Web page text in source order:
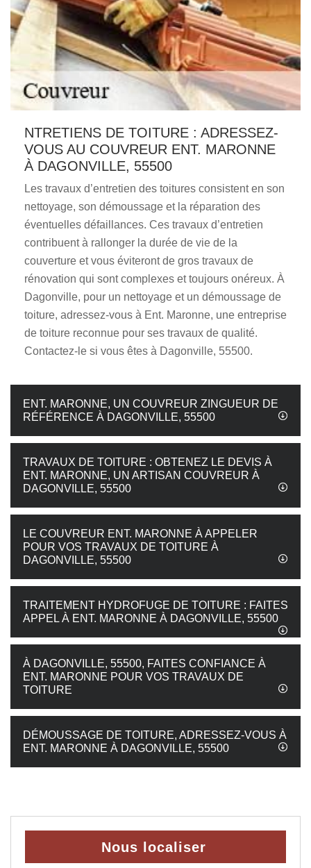
NTRETIENS DE TOITURE : ADRESSEZ-
VOUS AU COUVREUR ENT. MARONNE
À DAGONVILLE, 55500
Les travaux d’entretien des toitures consistent en son
nettoyage, son démoussage et la réparation des
éventuelles défaillances. Ces travaux d’entretien
contribuent à rallonger la durée de vie de la
couverture et vous éviteront de gros travaux de
rénovation qui sont complexes et toujours onéreux. À
Dagonville, pour un nettoyage et un démoussage de
toiture, adressez-vous à Ent. Maronne, une entreprise
de toiture reconnue pour ses travaux de qualité.
Contactez-le si vous êtes à Dagonville, 55500.
ENT. MARONNE, UN COUVREUR ZINGUEUR DE
RÉFÉRENCE À DAGONVILLE, 55500
TRAVAUX DE TOITURE : OBTENEZ LE DEVIS À
ENT. MARONNE, UN ARTISAN COUVREUR À
DAGONVILLE, 55500
LE COUVREUR ENT. MARONNE À APPELER
POUR VOS TRAVAUX DE TOITURE À
DAGONVILLE, 55500
TRAITEMENT HYDROFUGE DE TOITURE : FAITES
APPEL À ENT. MARONNE À DAGONVILLE, 55500
À DAGONVILLE, 55500, FAITES CONFIANCE À
ENT. MARONNE POUR VOS TRAVAUX DE
TOITURE
DÉMOUSSAGE DE TOITURE, ADRESSEZ-VOUS À
ENT. MARONNE À DAGONVILLE, 55500
Nous localiser